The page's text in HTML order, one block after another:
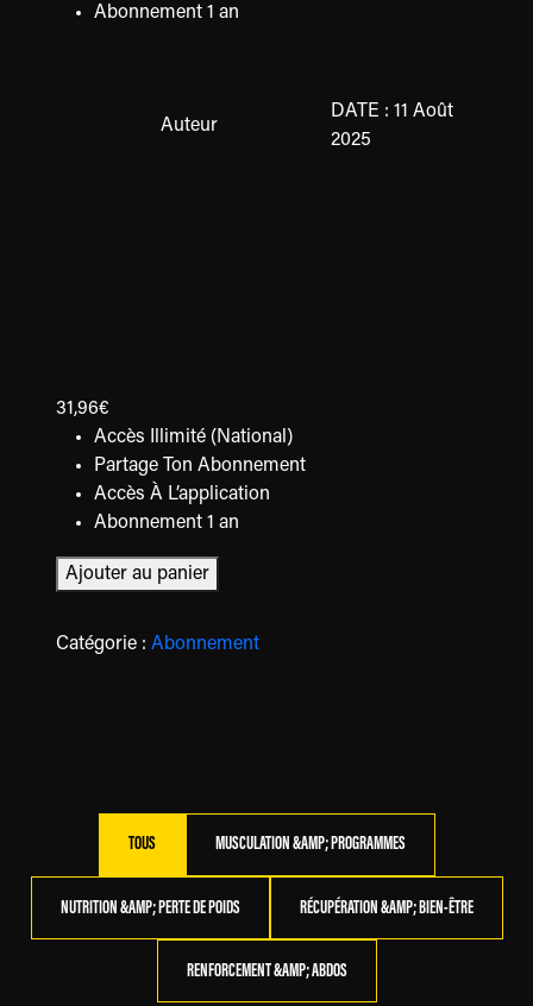
Abonnement 1 an
Auteur
DATE : 11 Août
2025
31,96€
Accès Illimité (National)
Partage Ton Abonnement
Accès À L’application
Abonnement 1 an
Ajouter au panier
Catégorie :Abonnement
TOUS MUSCULATION &AMP; PROGRAMMES
NUTRITION &AMP; PERTE DE POIDS RÉCUPÉRATION &AMP; BIEN-ÊTRE
RENFORCEMENT &AMP; ABDOS